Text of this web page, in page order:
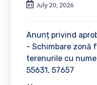
July 20, 2026
Anunț privind
- Schimbare zonă
terenurile cu
55631, 57657